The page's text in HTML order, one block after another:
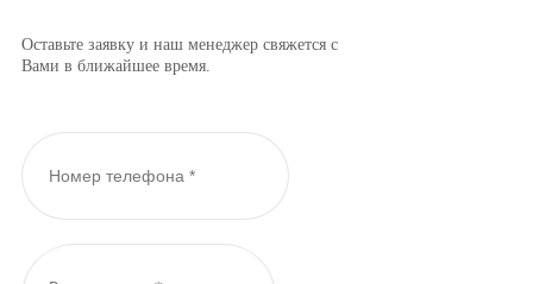
Оставьте заявку и наш менеджер свяжется с
Вами в ближайшее время.